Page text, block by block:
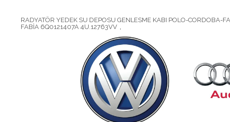
RADYATÖR YEDEK SU DEPOSU GENLESME KABI POLO-
FABİA 6Q0121407A 4U.12763VV